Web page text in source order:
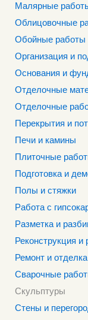
Малярные
Облицовочные
Обойные работы
Организация и
Основания и
Отделочные
Отделочные
Перекрытия и
Печи и камины
Плиточные
Подготовка и
Полы и стяжки
Работа с
Разметка и
Реконструкция и
Ремонт и
Сварочные
Скульптуры
Стены и